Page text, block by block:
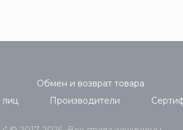
Обмен и возврат товара
лиц
Производители